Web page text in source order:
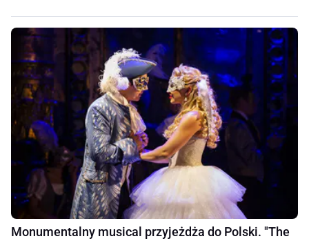
Monumentalny musical przyjeżdża do Polski. "The